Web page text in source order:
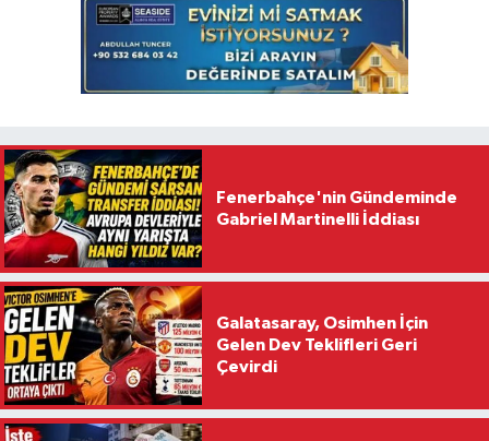
Fenerbahçe'nin Gündeminde
Gabriel Martinelli İddiası
Galatasaray, Osimhen İçin
Gelen Dev Teklifleri Geri
Çevirdi